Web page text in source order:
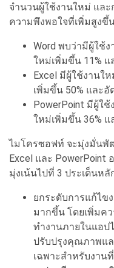
จำนวนผู้ใช้งานใหม่ และ
ความพึงพอใจที่เพิ่มสูงขึ้
Word พบว่ามีผู้ใช้ง
ใหม่เพิ่มขึ้น 11%
Excel มีผู้ใช้งานใ
เพิ่มขึ้น 50% และอั
PowerPoint มีผู้ใช้
ใหม่เพิ่มขึ้น 36%
ไมโครซอฟท์ จะมุ่งมั่นพั
Excel และ PowerPoint
มุ่งเน้นไปที่ 3 ประเด็นหลั
ยกระดับการแก้ไข
มากขึ้น โดยเพิ่มค
ทำงานภายในแอป
ปรับปรุงคุณภาพแ
เฉพาะสำหรับงาน